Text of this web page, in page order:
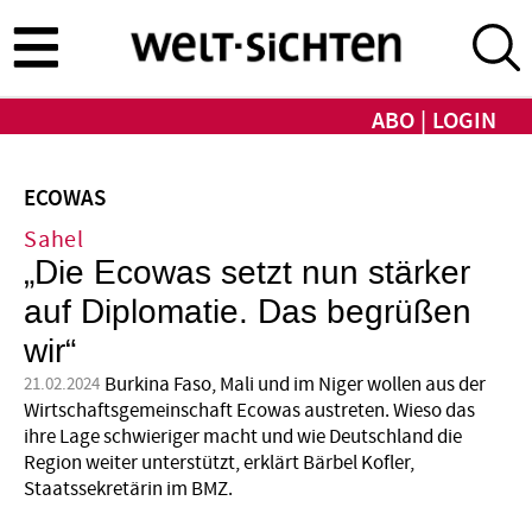
zum
Inhalt
ABO LOGIN
ECOWAS
Sahel
„Die Ecowas setzt nun stärker
auf Diplomatie. Das begrüßen
wir“
21.02.2024 Burkina Faso, Mali und im Niger wollen aus der
Wirtschaftsgemeinschaft Ecowas austreten. Wieso das
ihre Lage schwieriger macht und wie Deutschland die
Region weiter unterstützt, erklärt Bärbel Kofler,
Staatssekretärin im BMZ.